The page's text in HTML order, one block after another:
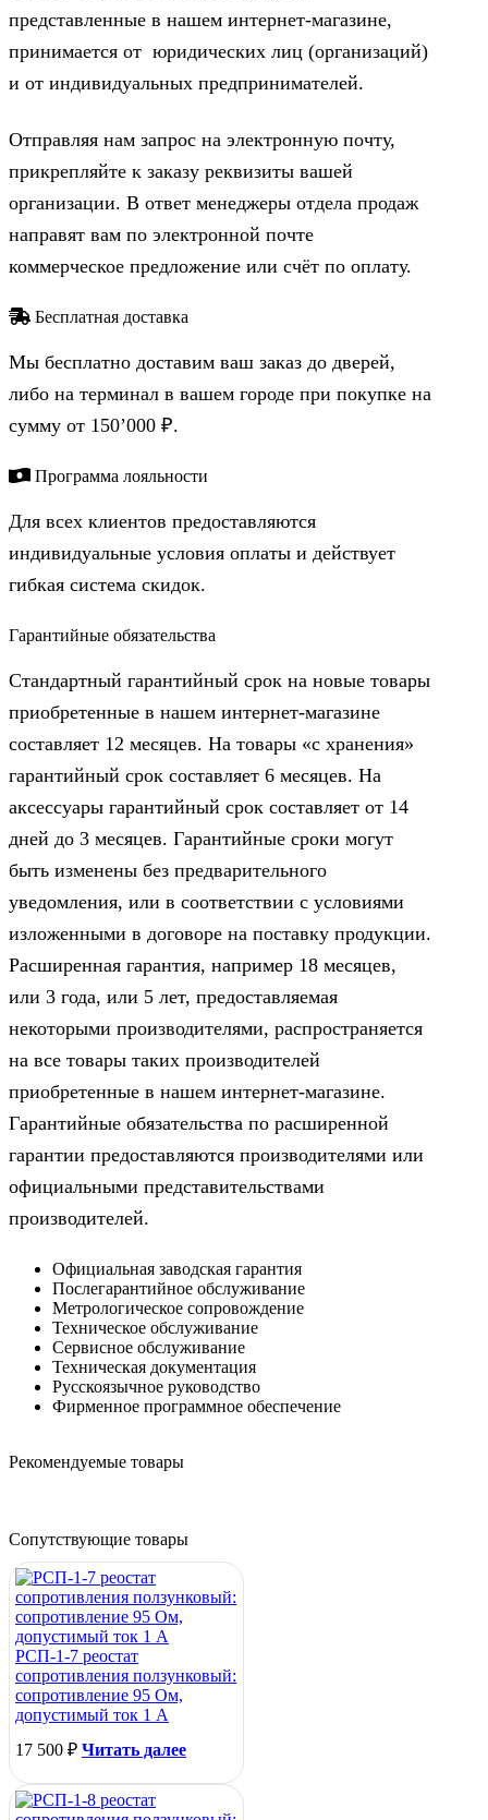
представленные в нашем интернет-магазине,
принимается от юридических лиц (организаций)
и от индивидуальных предпринимателей.
Отправляя нам запрос на электронную почту,
прикрепляйте к заказу реквизиты вашей
организации. В ответ менеджеры отдела продаж
направят вам по электронной почте
коммерческое предложение или счёт по оплату.
Бесплатная доставка
Мы бесплатно доставим ваш заказ до дверей,
либо на терминал в вашем городе при покупке на
сумму от 150’000 ₽.
Программа лояльности
Для всех клиентов предоставляются
индивидуальные условия оплаты и действует
гибкая система скидок.
Гарантийные обязательства
Стандартный гарантийный срок на новые товары
приобретенные в нашем интернет-магазине
составляет 12 месяцев. На товары «с хранения»
гарантийный срок составляет 6 месяцев. На
аксессуары гарантийный срок составляет от 14
дней до 3 месяцев. Гарантийные сроки могут
быть изменены без предварительного
уведомления, или в соответствии с условиями
изложенными в договоре на поставку продукции.
Расширенная гарантия, например 18 месяцев,
или 3 года, или 5 лет, предоставляемая
некоторыми производителями, распространяется
на все товары таких производителей
приобретенные в нашем интернет-магазине.
Гарантийные обязательства по расширенной
гарантии предоставляются производителями или
официальными представительствами
производителей.
Официальная заводская гарантия
Послегарантийное обслуживание
Метрологическое сопровождение
Техническое обслуживание
Сервисное обслуживание
Техническая документация
Русскоязычное руководство
Фирменное программное обеспечение
Рекомендуемые товары
Сопутствующие товары
РСП-1-7 реостат
сопротивления ползунковый:
сопротивление 95 Ом,
допустимый ток 1 А
17 500 ₽ Читать далее